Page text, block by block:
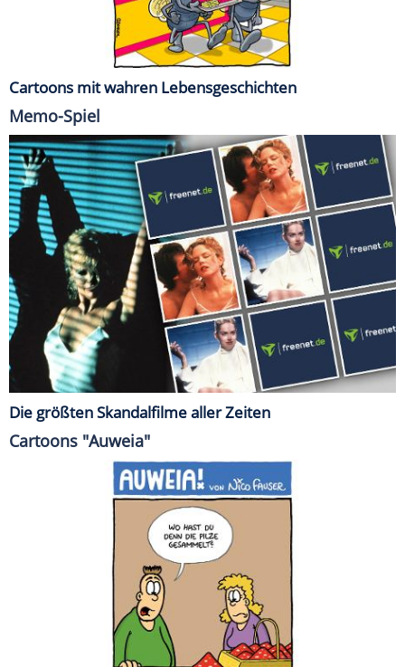
Cartoons mit wahren Lebensgeschichten
Memo-Spiel
Die größten Skandalfilme aller Zeiten
Cartoons "Auweia"